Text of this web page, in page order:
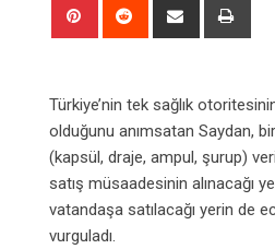
Pinterest Reddit
Share
Türkiye’nin tek sağlık otoritesinin
olduğunu anımsatan Saydan,
(kapsül, draje, ampul, şurup)
satış müsaadesinin alınacağı
vatandaşa satılacağı yerin de
vurguladı.